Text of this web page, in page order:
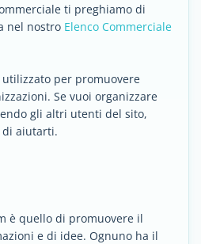
ti preghiamo di
nel nostro Elenco Commerciale
per promuovere
Se vuoi organizzare
gli altri utenti del sito,
di aiutarti.
è quello di promuovere il
e di idee. Ognuno ha il